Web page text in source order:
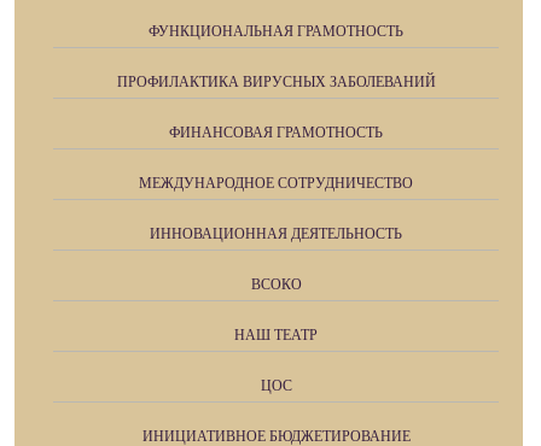
ФУНКЦИОНАЛЬНАЯ ГРАМОТНОСТЬ
ПРОФИЛАКТИКА ВИРУСНЫХ ЗАБОЛЕВАНИЙ
ФИНАНСОВАЯ ГРАМОТНОСТЬ
МЕЖДУНАРОДНОЕ СОТРУДНИЧЕСТВО
ИННОВАЦИОННАЯ ДЕЯТЕЛЬНОСТЬ
ВСОКО
НАШ ТЕАТР
ЦОС
ИНИЦИАТИВНОЕ БЮДЖЕТИРОВАНИЕ